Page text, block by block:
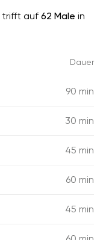
trifft auf 62 Male in
Dauer
90 min
30 min
45 min
60 min
45 min